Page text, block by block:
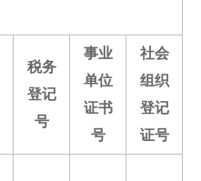
税务
登记
号
事业
单位
证书
号
社会
组织
登记
证号